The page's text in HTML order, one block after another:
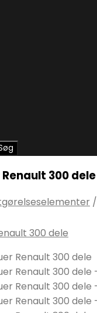
300 dele
/